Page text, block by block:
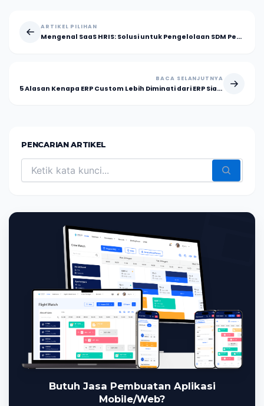
ARTIKEL PILIHAN
Mengenal SaaS HRIS: Solusi untuk Pengelolaan SDM Perusahaan
BACA SELANJUTNYA
5 Alasan Kenapa ERP Custom Lebih Diminati dari ERP Siap Pakai
PENCARIAN ARTIKEL
Butuh Jasa Pembuatan Aplikasi
Mobile/Web?